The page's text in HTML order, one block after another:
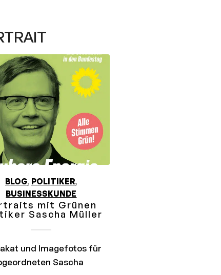
BLOG, POLITIKER,
BUSINESSKUNDE
mit Grünen
Sascha Müller
und Imagefotos für
Sascha